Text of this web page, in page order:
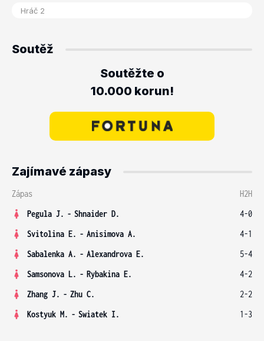
Soutěž
Soutěžte o
10.000 korun!
Zajímavé zápasy
Zápas
H2H
Pegula J. - Shnaider D.
4-0
Svitolina E. - Anisimova A.
4-1
Sabalenka A. - Alexandrova E.
5-4
Samsonova L. - Rybakina E.
4-2
Zhang J. - Zhu C.
2-2
Kostyuk M. - Swiatek I. 1-3